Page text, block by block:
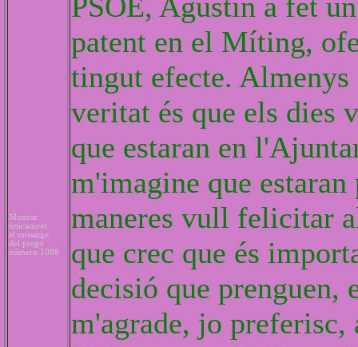
Mostrar
únicament
el missatge
del pregó
número 1088
PSOE, Agustin a fet
patent en el Míting,
tingut efecte.
veritat és que els dies
que estaran en
m'imagine que
maneres vull felicitar
que crec que és
decisió que prenguen,
m'agrade, jo preferisc,